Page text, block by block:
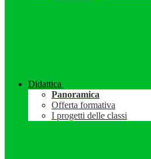
Didattica
Panoramica
Offerta formativa
I progetti delle classi